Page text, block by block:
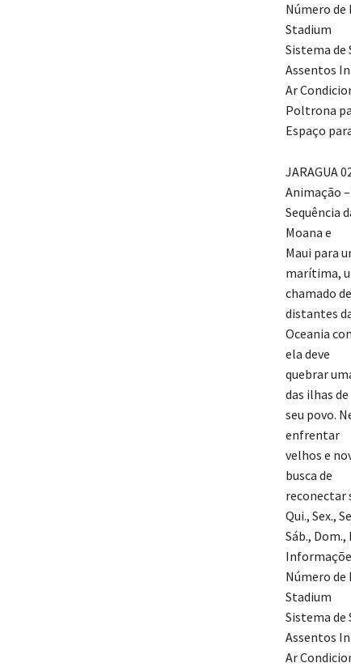
Número de
Stadium
Sistema de
Assentos
Ar
Poltrona
Espaço
JARAGUA
Animação
Sequência
Moana e
Maui para
marítima,
chamado
distantes
Oceania
ela deve
quebrar
das ilhas de
seu povo.
enfrentar
velhos e
busca de
reconectar
Qui., Sex.,
Sáb., Dom.,
Número de
Stadium
Sistema de
Assentos
Ar